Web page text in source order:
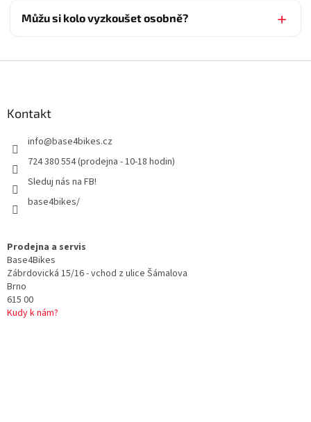
Můžu si kolo vyzkoušet osobně?
Kontakt
info@base4bikes.cz
724 380 554 (prodejna - 10-18 hodin)
Sleduj nás na FB!
base4bikes/
Prodejna a servis
Base4Bikes
Zábrdovická 15/16 - vchod z ulice Šámalova
Brno
615 00
Kudy k nám?